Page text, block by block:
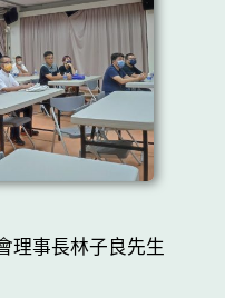
事長林子良先生